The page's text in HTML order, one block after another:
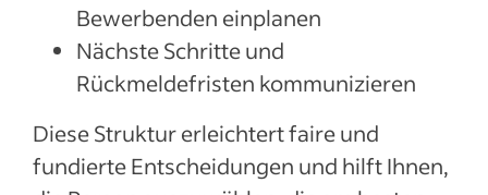
Bewerbenden einplanen
Nächste Schritte und
Rückmeldefristen kommunizieren
Diese Struktur erleichtert faire und
fundierte Entscheidungen und hilft Ihnen,